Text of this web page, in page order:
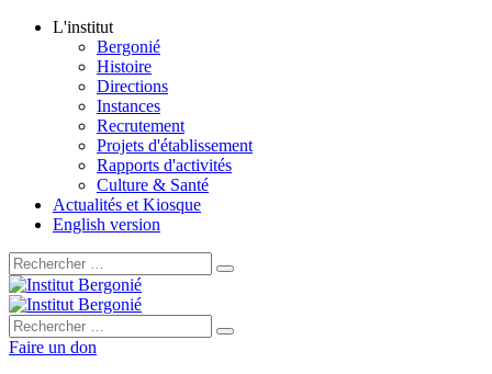
L'institut
Bergonié
Histoire
Directions
Instances
Recrutement
Projets d'établissement
Rapports d'activités
Culture & Santé
Actualités et Kiosque
English version
Rechercher :
Rechercher :
Faire un don